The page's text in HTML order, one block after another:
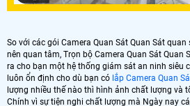
So với các gói Camera Quan Sát Quan Sát
nên quan tâm, Trọn bộ Camera Quan Sát Quan
ra cho bạn một hệ thống giám sát an ninh siêu
luôn ổn định cho dù bạn có lắp Camera Quan
lượng nhiều thế nào thì hình ảnh chất lượng và
Chính vì sự tiện nghi chất lượng mà Ngày nay